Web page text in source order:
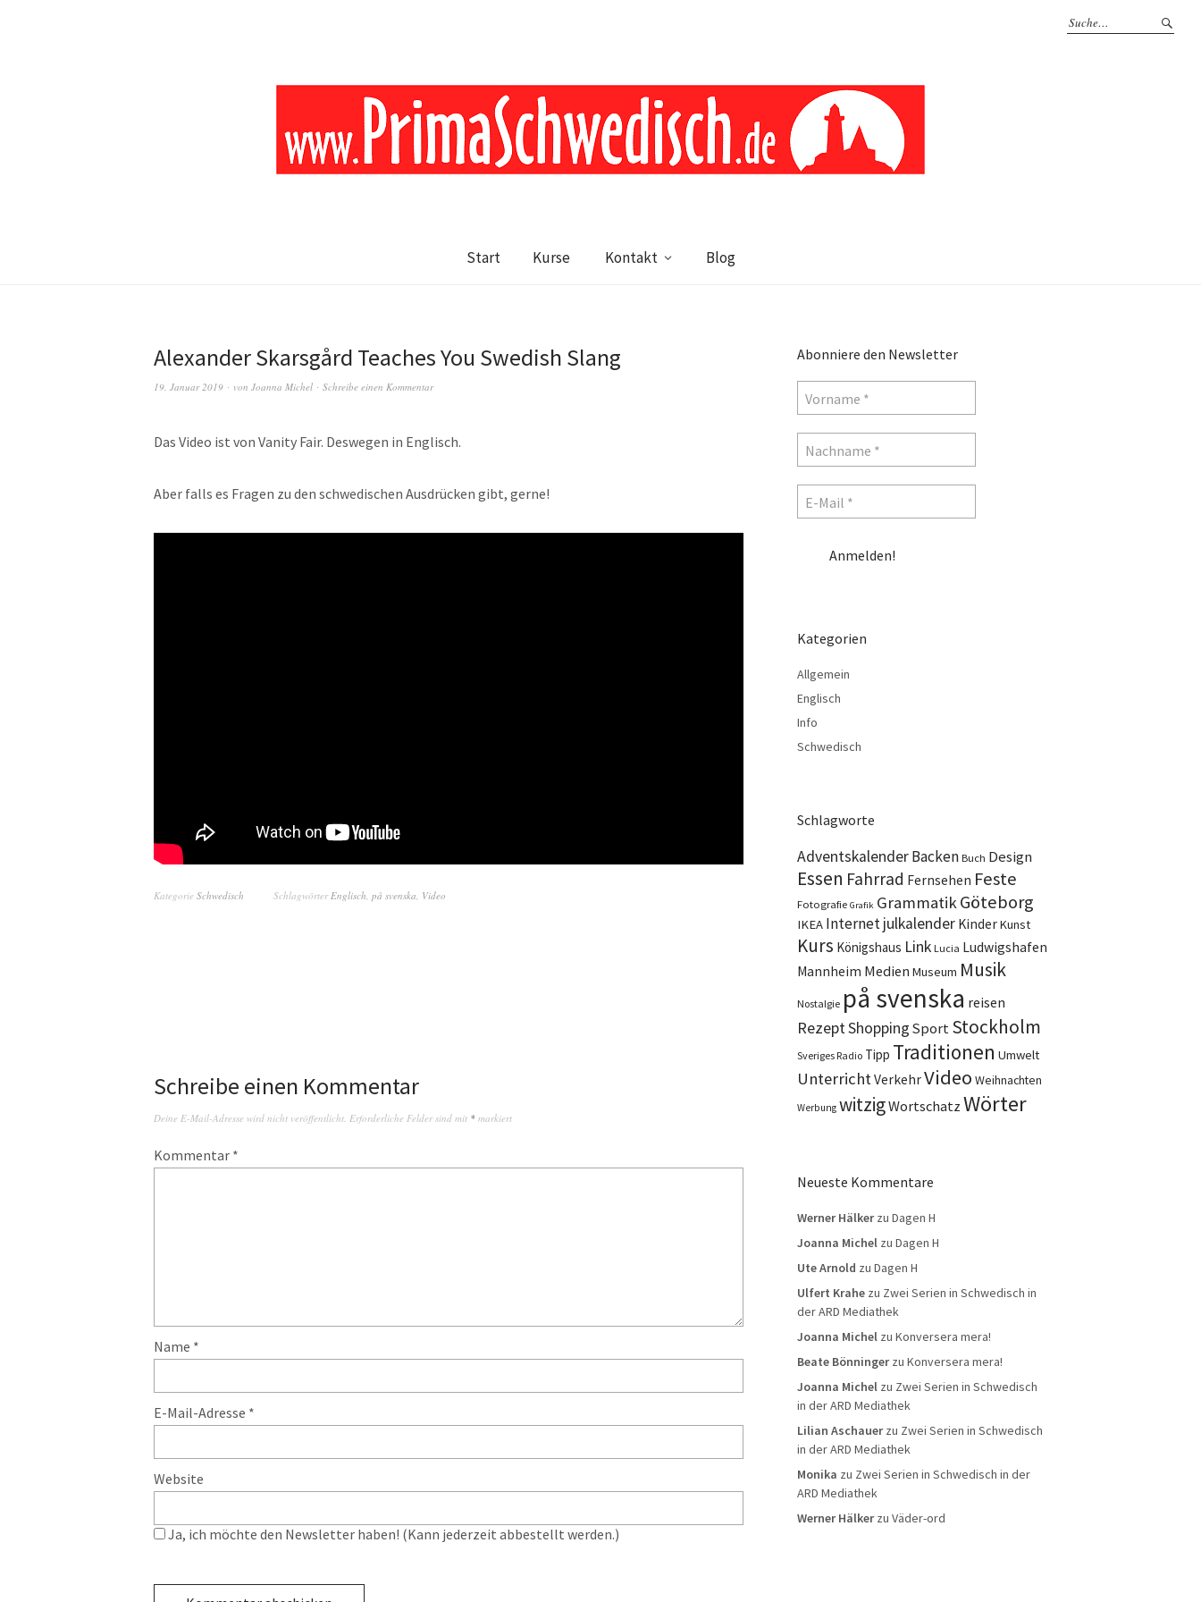
Start Kurse Kontakt Blog
Alexander Skarsgård Teaches You Swedish Slang
19. Januar 2019 von Joanna Michel Schreibe einen Kommentar
Das Video ist von Vanity Fair. Deswegen in Englisch.
Aber falls es Fragen zu den schwedischen Ausdrücken gibt, gerne!
Kategorie Schwedisch SchlagwörterEnglisch, på svenska, Video
Schreibe einen Kommentar
Deine E-Mail-Adresse wird nicht veröffentlicht. Erforderliche Felder sind mit * markiert
Kommentar *
Name *
E-Mail-Adresse *
Website
Ja, ich möchte den Newsletter haben! (Kann jederzeit abbestellt werden.)
Abonniere den Newsletter
Kategorien
Allgemein
Englisch
Info
Schwedisch
Schlagworte
AdventskalenderBacken Buch Design
Essen Fahrrad Fernsehen Feste
Fotografie Grafik GrammatikGöteborg
IKEA Internetjulkalender KinderKunst
Kurs Königshaus Link Lucia Ludwigshafen
Mannheim Medien Museum Musik
Nostalgie på svenska reisen
RezeptShopping Sport Stockholm
Sveriges Radio Tipp Traditionen Umwelt
UnterrichtVerkehrVideo Weihnachten
Werbung witzigWortschatz Wörter
Neueste Kommentare
Werner Hälkerzu Dagen H
Joanna Michel zu Dagen H
Ute Arnold zu Dagen H
Ulfert Krahe zu Zwei Serien in Schwedisch in
der ARD Mediathek
Joanna Michel zu Konversera mera!
Beate Bönningerzu Konversera mera!
Joanna Michel zu Zwei Serien in Schwedisch
in der ARD Mediathek
Lilian Aschauerzu Zwei Serien in Schwedisch
in der ARD Mediathek
Monika zu Zwei Serien in Schwedisch in der
ARD Mediathek
Werner Hälkerzu Väder-ord